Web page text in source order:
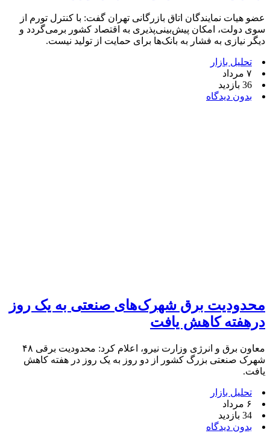
عضو هیات نمایندگان اتاق بازرگانی تهران گفت: با کنترل تورم از
سوی دولت، امکان پیش‌بینی‌پذیری به اقتصاد کشور برمی‌گردد و
دیگر نیازی به فشار به بانک‌ها برای حمایت از تولید نیست.
تحلیل بازار
۷ مرداد
36 بازدید
بدون دیدگاه
محدودیت برق شهرک‌های صنعتی به یک روز
درهفته کاهش یافت
معاون برق و انرژی وزارت نیرو، اعلام کرد: محدودیت برقی ۴۸
شهرک صنعتی بزرگ کشور از دو روز به یک روز در هفته کاهش
یافت.
تحلیل بازار
۶ مرداد
34 بازدید
بدون دیدگاه